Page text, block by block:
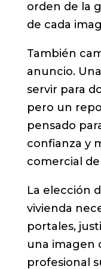
orden de la
de cada
También
anuncio.
servir para
pero un
pensado
confianza y
comercial
La elección
vivienda
portales,
una imagen
profesional